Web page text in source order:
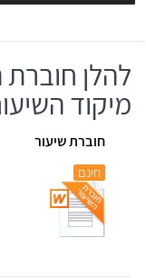
להלן
מיקוד
חוברת שיעור
חינם